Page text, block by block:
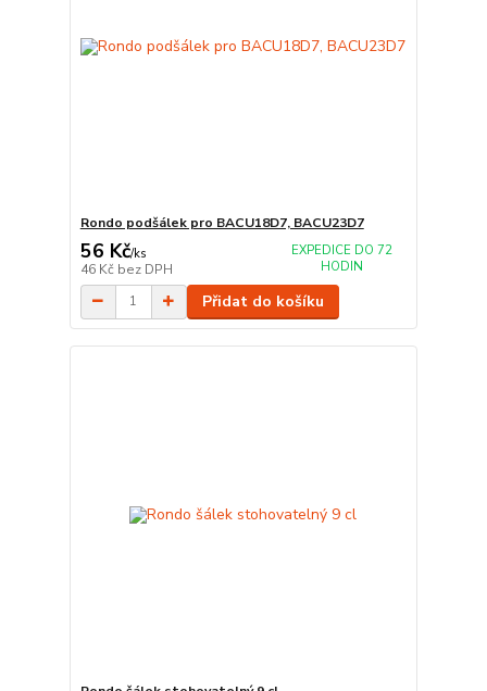
Rondo podšálek pro BACU18D7, BACU23D7
56 Kč/ks
46 Kč bez DPH
EXPEDICE DO 72
HODIN
Přidat do košíku